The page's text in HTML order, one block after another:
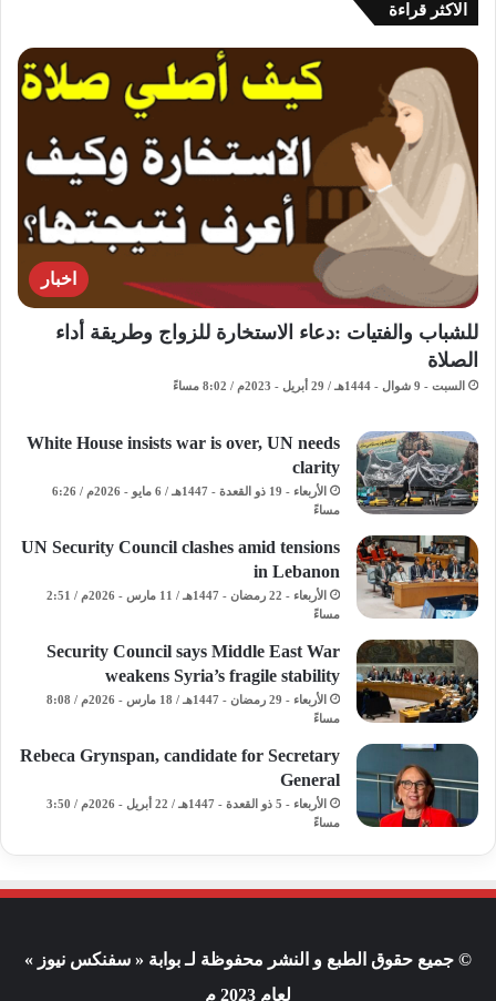
الاكثر قراءة
اخبار
للشباب والفتيات :دعاء الاستخارة للزواج وطريقة أداء
الصلاة
السبت - 9 شوال - 1444هـ / 29 أبريل - 2023م / 8:02 مساءً
White House insists war is over, UN needs
clarity
الأربعاء - 19 ذو القعدة - 1447هـ / 6 مايو - 2026م / 6:26
مساءً
UN Security Council clashes amid tensions
in Lebanon
الأربعاء - 22 رمضان - 1447هـ / 11 مارس - 2026م / 2:51
مساءً
Security Council says Middle East War
weakens Syria’s fragile stability
الأربعاء - 29 رمضان - 1447هـ / 18 مارس - 2026م / 8:08
مساءً
Rebeca Grynspan, candidate for Secretary
General
الأربعاء - 5 ذو القعدة - 1447هـ / 22 أبريل - 2026م / 3:50
مساءً
© جميع حقوق الطبع و النشر محفوظة لـ بوابة « سفنكس نيوز »
لعام 2023 م